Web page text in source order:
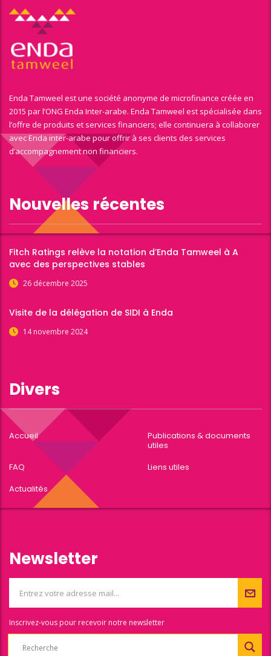
Enda Tamweel est une société anonyme de microfinance créée en
2015 par l’ONG Enda Inter-arabe. Enda Tamweel est spécialisée dans
l’offre de produits et services financiers; elle continuera à collaborer
avec Enda inter-arabe pour offrir à ses clients des services
d’accompagnement non financiers.
Nouvelles récentes
Fitch Ratings relève la notation d’Enda Tamweel à A
avec des perspectives stables
26 décembre 2025
Visite de la délégation de SIDI à Enda
14 novembre 2024
Divers
Accueil
Publications & documents
utiles
FAQ
Liens utiles
Actualités
Newsletter
Inscrivez-vous pour recevoir notre newsletter